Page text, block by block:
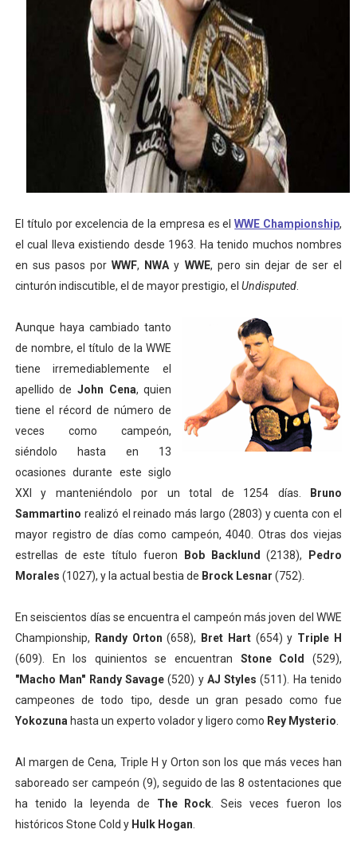
Athletes Unlimited Softball League 2026 - Las Utah
Mundial de piragüismo slalom 2026 (Oklahoma City,
Tour de Francia masculino 2026 - Tadej Pogacar
Mundial de Fórmula 1 2026 - Lando Norris consigue
Campeonato de Europa de high diving 2026 (París,
El título por excelencia de la empresa es elWWE Championship,
el cual lleva existiendo desde 1963. Ha tenido muchos nombres
en sus pasos porWWF, NWAy WWE, pero sin dejar de ser el
cinturón indiscutible, el de mayor prestigio, el Undisputed.
Aunque haya cambiado tanto
de nombre, el título de la WWE
tiene irremediablemente el
apellido de John Cena, quien
tiene el récord de número de
veces como campeón,
siéndolo hasta en 13
ocasiones durante este siglo
XXI y manteniéndolo por un total de 1254 días.
Bruno
Sammartino realizó el reinado más largo (2803) y cuenta con el
mayor registro de días como campeón, 4040. Otras dos viejas
estrellas de este título fueron
Bob Backlund (2138),
Pedro
Morales (1027), y la actual bestia de Brock Lesnar (752).
En seiscientos días se encuentra el campeón más joven del WWE
Championship,
Randy Orton (658), Bret Hart(654) y Triple H
(609). En los quinientos se encuentran Stone Cold
(529),
"Macho Man" Randy Savage(520) y AJ Styles (511). Ha tenido
campeones de todo tipo, desde un gran pesado como fue
Yokozuna hasta un experto volador y ligero como Rey Mysterio
Al margen de Cena, Triple H y Orton son los que más veces han
saboreado ser campeón (9), seguido de las 8 ostentaciones que
ha tenido la leyenda de The Rock . Seis veces fueron los
históricos Stone Cold y Hulk Hogan